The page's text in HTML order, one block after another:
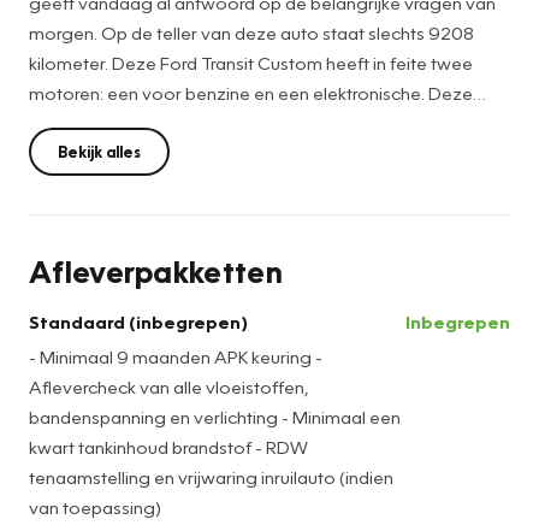
morgen. Op de teller van deze auto staat slechts 9208
kilometer. Deze Ford Transit Custom heeft in feite twee
motoren: een voor benzine en een elektronische. Deze
hybride oplossing biedt het beste van beide! De lekker
grote deuropening van de schuifdeur aan passagierszijde
zorgt voor een heerlijk ruime instap.
met het digitale dashboard. Inparkeren? Met de
Online streamingmogelijkheden onderweg en
oplaadfunctie voor uw devices - het audiosysteem maakt
het allemaal mogelijk, inclusief bluetooth en usb-
aansluiting. Automatische airconditioning verwarmt of
koelt het interieur met een druk op de knop. De
regensensor is slim en alert, van de eerste spatjes tot een
wolkbreuk. Altijd genoeg automatische wiscapaciteit. Wat
Bekijk alles
Afleverpakketten
Standaard (inbegrepen)
- Minimaal 9 maanden APK keuring -
Aflevercheck van alle vloeistoffen,
bandenspanning en verlichting - Minimaal een
kwart tankinhoud brandstof - RDW
tenaamstelling en vrijwaring inruilauto (indien
van toepassing)
Inbegrepen